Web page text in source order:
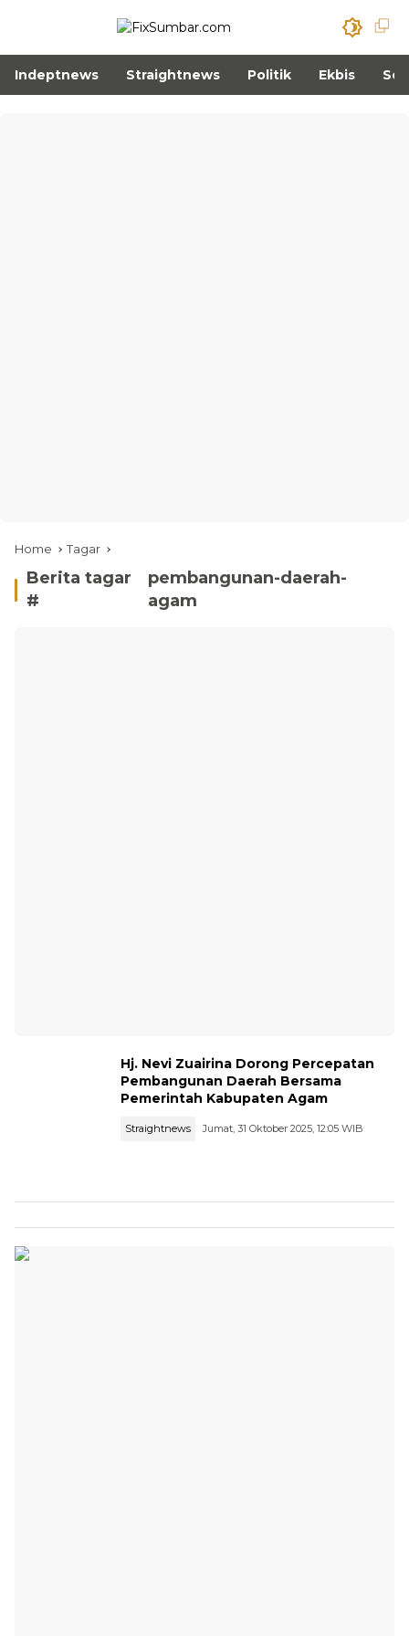
Indeptnews Straightnews Politik Ekbis
Home Tagar
Berita tagar
#
pembangunan-daerah-
agam
Hj. Nevi Zuairina Dorong Percepatan
Pembangunan Daerah Bersama
Pemerintah Kabupaten Agam
Straightnews Jumat, 31 Oktober 2025, 12:05 WIB